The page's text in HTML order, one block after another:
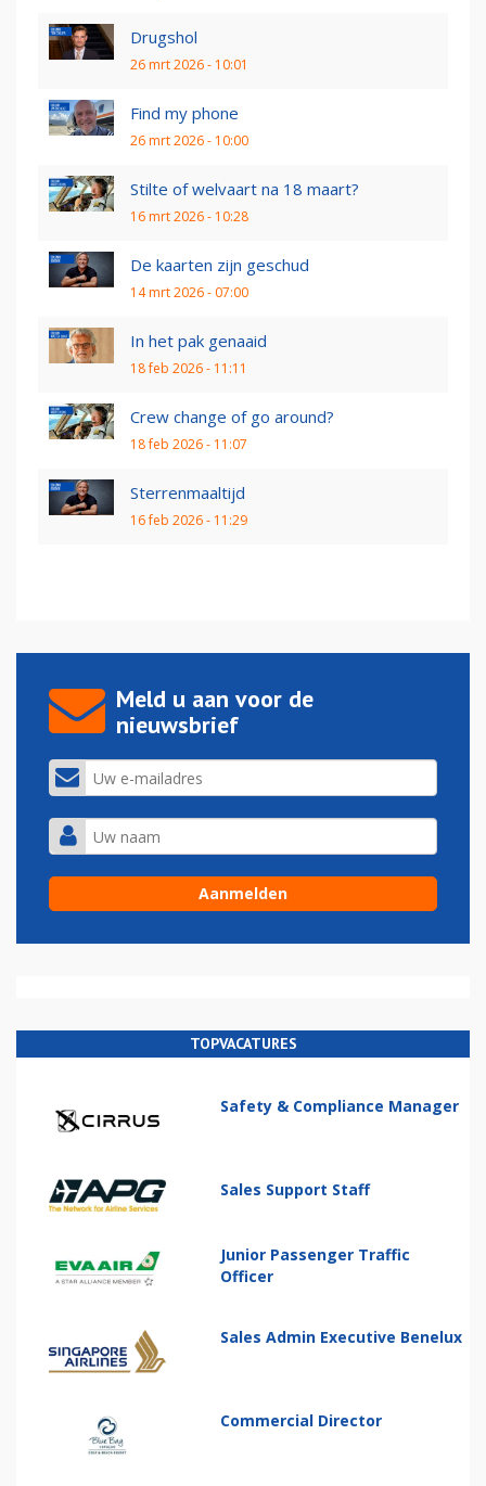
Drugshol
26 mrt 2026 - 10:01
Find my phone
26 mrt 2026 - 10:00
Stilte of welvaart na 18 maart?
16 mrt 2026 - 10:28
De kaarten zijn geschud
14 mrt 2026 - 07:00
In het pak genaaid
18 feb 2026 - 11:11
Crew change of go around?
18 feb 2026 - 11:07
Sterrenmaaltijd
16 feb 2026 - 11:29
Meld u aan voor de
nieuwsbrief
TOPVACATURES
Safety & Compliance Manager
Sales Support Staff
Junior Passenger Traffic
Officer
Sales Admin Executive Benelux
Commercial Director